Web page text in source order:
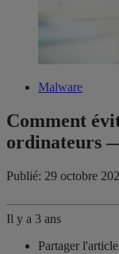
Malware
Comment
ordinateurs
Publié: 29 octobre
Il y a 3 ans
Partager l'article